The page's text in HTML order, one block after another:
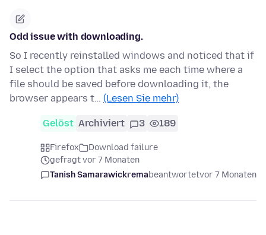
Odd issue with downloading.
So I recently reinstalled windows and noticed that if
I select the option that asks me each time where a
file should be saved before downloading it, the
browser appears t… (Lesen Sie mehr)
Gelöst Archiviert 3 189
Firefox
Download failure
gefragt vor 7 Monaten
Tanish Samarawickremabeantwortetvor 7 Monaten